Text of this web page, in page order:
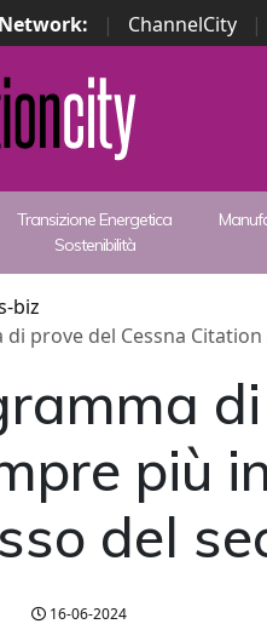
| ChannelCity |
Transizione Energetica
Sostenibilità
biz
prove del Cessna
più
del
16-06-2024